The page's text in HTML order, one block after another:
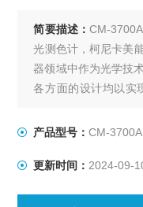
简要描述：CM-
光测色计，柯尼卡美
器领域中作为光学技
各方面的设计均以实
超过了CIE、ISO、
产品型号：CM-3700A
更新时间： 2024-09-